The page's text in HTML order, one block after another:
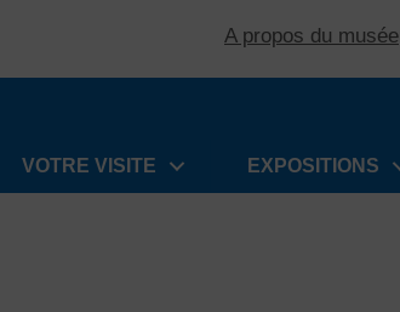
A propos du musée
VOTRE VISITE
EXPOSITIONS